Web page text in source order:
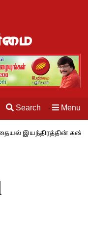
Search · Menu
இயந்திரத்தின்